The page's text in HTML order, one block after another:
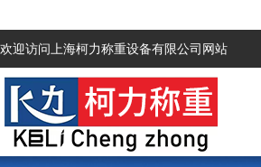
欢迎访问上海柯力称重设备有限公司网站